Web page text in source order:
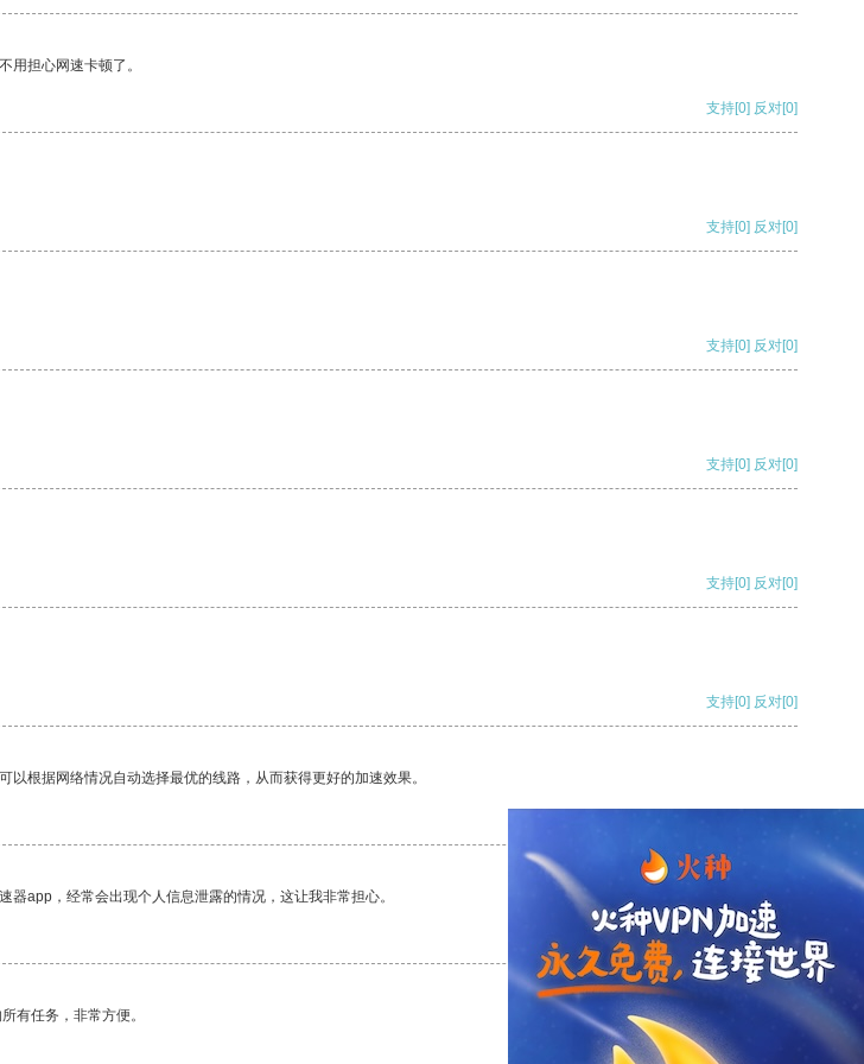
用担心网速卡顿了。
支持[0] 反对[0]
支持[0] 反对[0]
支持[0] 反对[0]
支持[0] 反对[0]
支持[0] 反对[0]
支持[0] 反对[0]
根据网络情况自动选择最优的线路，从而获得更好的加速效果。
app，经常会出现个人信息泄露的情况，这让我非常担心。
支持 [0] 反对 [0]
有任务，非常方便。
支持